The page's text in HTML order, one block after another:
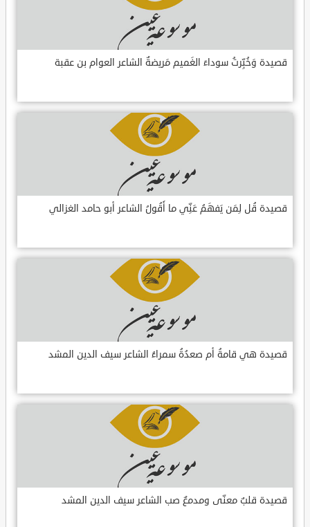
قصيدة وَخُبِّرتُ سوداءَ الغَميم مَريضةٌ الشاعر العوام بن عقبة
قصيدة قُل لِمَن يَفهَمُ عَنِّي ما أَقُولُ الشاعر أبو حامد الغزالي
قصيدة هي قامةُ أم صعدُةُ سمراءُ الشاعر سيف الدين المشد
قصيدة قلبٌ معنّى ومدمعٌ صب الشاعر سيف الدين المشد